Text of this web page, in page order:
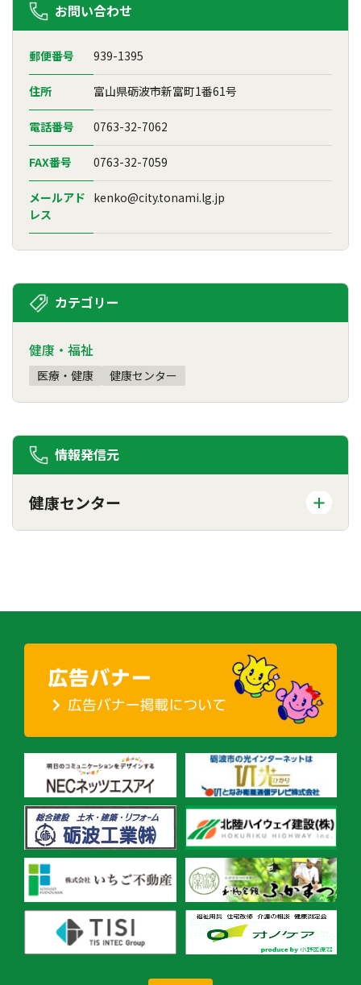
お問い合わせ
郵便番号 939-1395
住所 富山県砺波市新富町1番61号
電話番号 0763-32-7062
FAX番号 0763-32-7059
メールアド
レス
kenko@city.tonami.lg.jp
カテゴリー
健康・福祉
医療・健康 健康センター
情報発信元
健康センター